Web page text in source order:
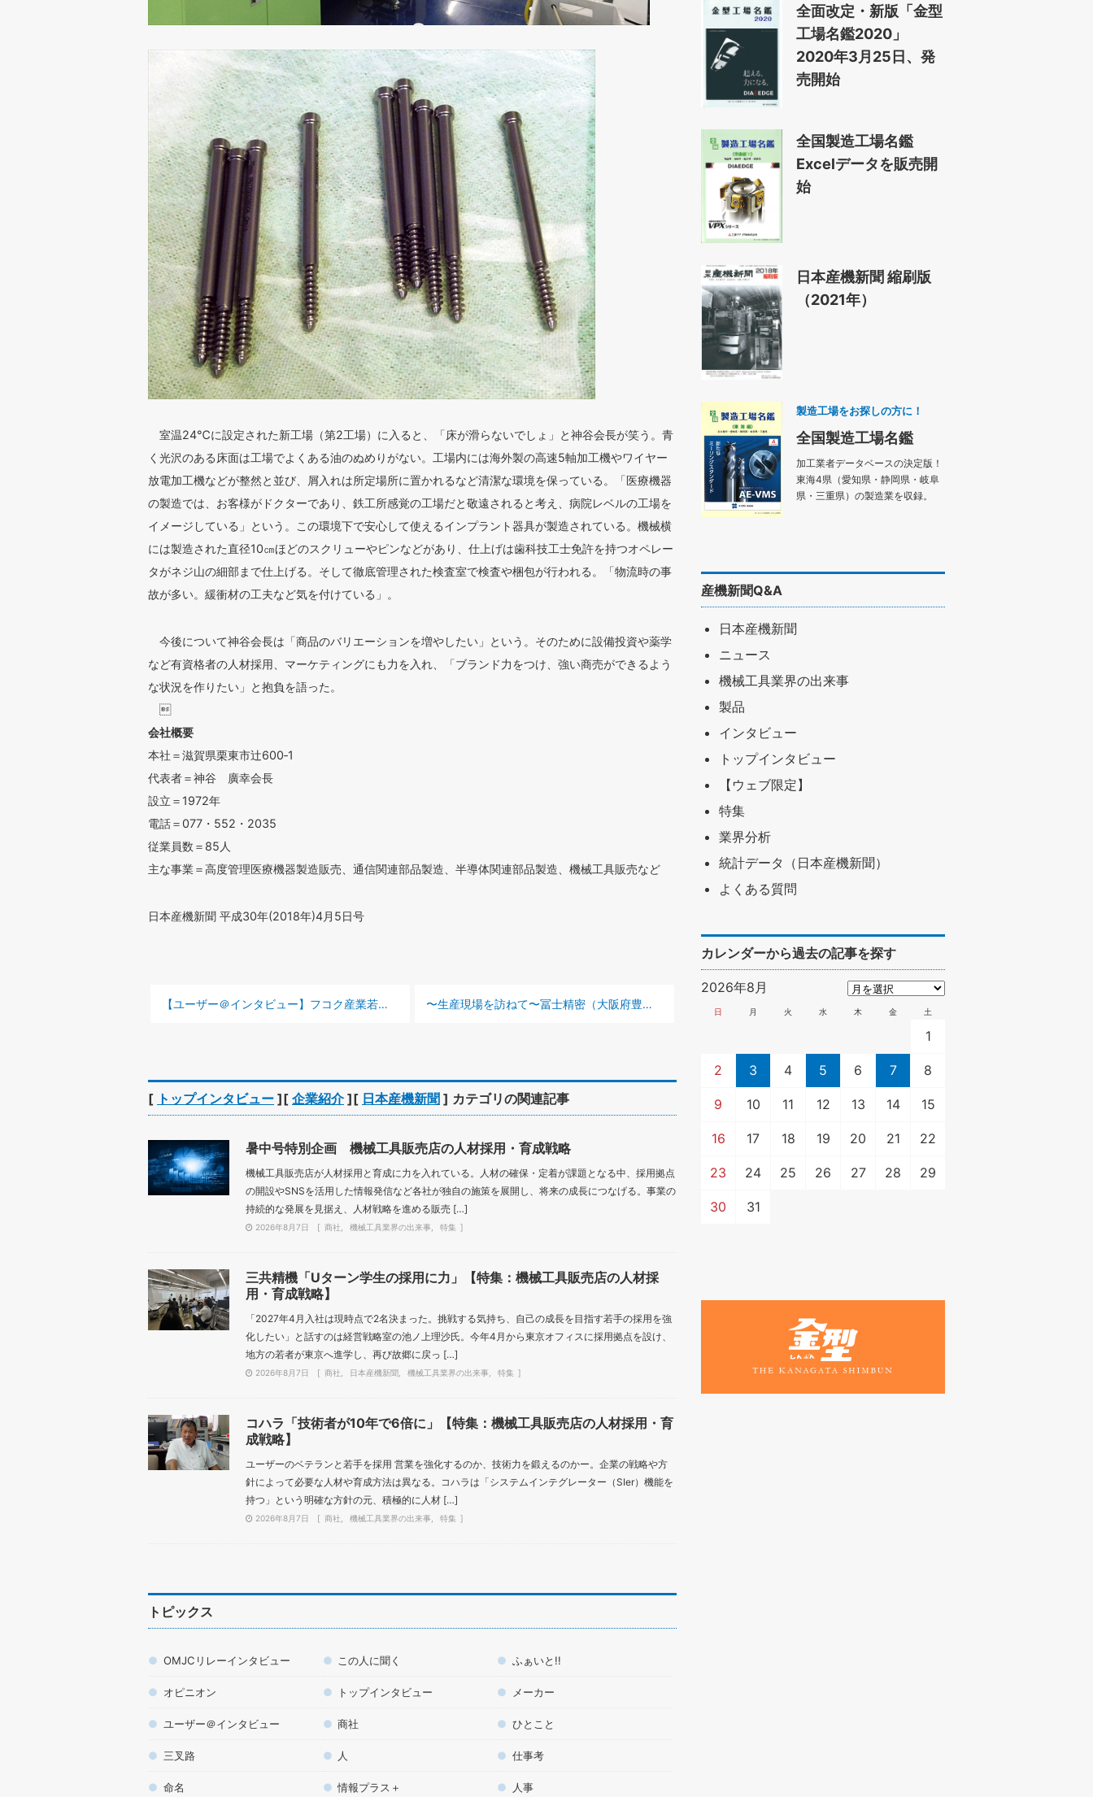
室温24℃に設定された新工場（第2工場）に入ると、「床が滑らないでしょ」と神谷会長が笑う。青
く光沢のある床面は工場でよくある油のぬめりがない。工場内には海外製の高速5軸加工機やワイヤー
放電加工機などが整然と並び、屑入れは所定場所に置かれるなど清潔な環境を保っている。「医療機器
の製造では、お客様がドクターであり、鉄工所感覚の工場だと敬遠されると考え、病院レベルの工場を
イメージしている」という。この環境下で安心して使えるインプラント器具が製造されている。機械横
には製造された直径10㎝ほどのスクリューやピンなどがあり、仕上げは歯科技工士免許を持つオペレー
タがネジ山の細部まで仕上げる。そして徹底管理された検査室で検査や梱包が行われる。「物流時の事
故が多い。緩衝材の工夫など気を付けている」。
今後について神谷会長は「商品のバリエーションを増やしたい」という。そのために設備投資や薬学
など有資格者の人材採用、マーケティングにも力を入れ、「ブランド力をつけ、強い商売ができるよう
な状況を作りたい」と抱負を語った。

会社概要
本社＝滋賀県栗東市辻600‐1
代表者＝神谷 廣幸会長
設立＝1972年
電話＝077・552・2035
従業員数＝85人
主な事業＝高度管理医療機器製造販売、通信関連部品製造、半導体関連部品製造、機械工具販売など
日本産機新聞 平成30年(2018年)4月5日号
前の記事 :
【ユーザー＠インタビュー】フコク産業若い世代に事業継承 先端ニーズ有する設備 次の記事 :
〜生産現場を訪ねて〜冨士精密（大阪府豊中市）
[ トップインタビュー ][ 企業紹介][ 日本産機新聞 ] カテゴリの関連記事
暑中号特別企画 機械工具販売店の人材採用・育成戦略
機械工具販売店が人材採用と育成に力を入れている。人材の確保・定着が課題となる中、採用拠点
の開設やSNSを活用した情報発信など各社が独自の施策を展開し、将来の成長につなげる。事業の
持続的な発展を見据え、人材戦略を進める販売 […]
2026年8月7日 商社 機械工具業界の出来事 特集
三共精機「Uターン学生の採用に力」【特集：機械工具販売店の人材採
用・育成戦略】
「2027年4月入社は現時点で2名決まった。挑戦する気持ち、自己の成長を目指す若手の採用を強
化したい」と話すのは経営戦略室の池ノ上理沙氏。今年4月から東京オフィスに採用拠点を設け、
地方の若者が東京へ進学し、再び故郷に戻っ […]
2026年8月7日 商社 日本産機新聞 機械工具業界の出来事 特集
コハラ「技術者が10年で6倍に」【特集：機械工具販売店の人材採用・育
成戦略】
ユーザーのベテランと若手を採用 営業を強化するのか、技術力を鍛えるのかー。企業の戦略や方
針によって必要な人材や育成方法は異なる。コハラは「システムインテグレーター（SIer）機能を
持つ」という明確な方針の元、積極的に人材 […]
2026年8月7日 商社 機械工具業界の出来事 特集
トピックス
OMJCリレーインタビュー この人に聞く ふぁいと!!
オピニオン トップインタビュー メーカー
ユーザー＠インタビュー 商社 ひとこと
三叉路 人 仕事考
命名 情報プラス＋ 人事
全面改定・新版「金型
工場名鑑2020」
2020年3月25日、発
売開始
全国製造工場名鑑
Excelデータを販売開
始
日本産機新聞 縮刷版
（2021年）
製造工場をお探しの方に！
全国製造工場名鑑
加工業者データベースの決定版！
東海4県（愛知県・静岡県・岐阜
県・三重県）の製造業を収録。
産機新聞Q&A
日本産機新聞
ニュース
機械工具業界の出来事
製品
インタビュー
トップインタビュー
【ウェブ限定】
特集
業界分析
統計データ（日本産機新聞）
よくある質問
カレンダーから過去の記事を探す
2026年8月
日 月 火 水 木 金 土
1
2 3 4 5 6 7 8
9 10 11 12 13 14 15
16 17 18 19 20 21 22
23 24 25 26 27 28 29
30 31